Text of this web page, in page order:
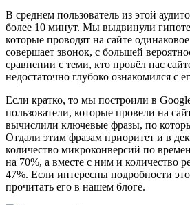
В среднем пользователь из этой
более 10 минут. Мы выдвинули
которые проводят на сайте
совершает звонок, с большей
сравнении с теми, кто провёл нас
недостаточно глубоко ознакомился с
Если кратко, то мы построили в
пользователи, которые провели на
вычислили ключевые фразы, по
Отдали этим фразам приоритет и в
количество микроконверсий по
на 70%, а вместе с ним и количество
47%. Если интересны подробности
прочитать его в нашем блоге.